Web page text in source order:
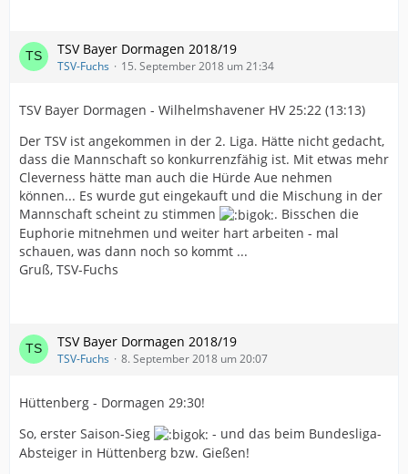
TSV Bayer Dormagen 2018/19
TSV-Fuchs 15. September 2018 um 21:34
TSV Bayer Dormagen - Wilhelmshavener HV 25:22 (13:13)
Der TSV ist angekommen in der 2. Liga. Hätte nicht gedacht,
dass die Mannschaft so konkurrenzfähig ist. Mit etwas mehr
Cleverness hätte man auch die Hürde Aue nehmen
können... Es wurde gut eingekauft und die Mischung in der
Mannschaft scheint zu stimmen
. Bisschen die
Euphorie mitnehmen und weiter hart arbeiten - mal
schauen, was dann noch so kommt ...
Gruß, TSV-Fuchs
TSV Bayer Dormagen 2018/19
TSV-Fuchs 8. September 2018 um 20:07
Hüttenberg - Dormagen 29:30!
So, erster Saison-Sieg
- und das beim Bundesliga-
Absteiger in Hüttenberg bzw. Gießen!